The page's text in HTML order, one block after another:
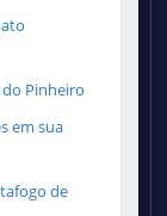
Pinheiro
em sua
de